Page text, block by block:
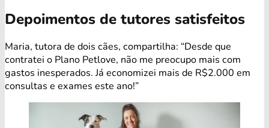
Depoimentos de tutores satisfeitos
Maria, tutora de dois cães, compartilha: “Desde que
contratei o Plano Petlove, não me preocupo mais com
gastos inesperados. Já economizei mais de R$2.000 em
consultas e exames este ano!”